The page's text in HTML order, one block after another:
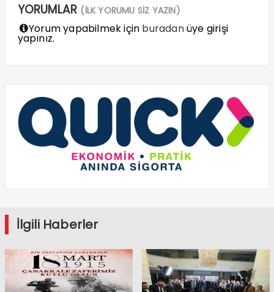
YORUMLAR (İLK YORUMU SİZ YAZIN)
Yorum yapabilmek için buradanüye girişi
yapınız.
İlgili Haberler